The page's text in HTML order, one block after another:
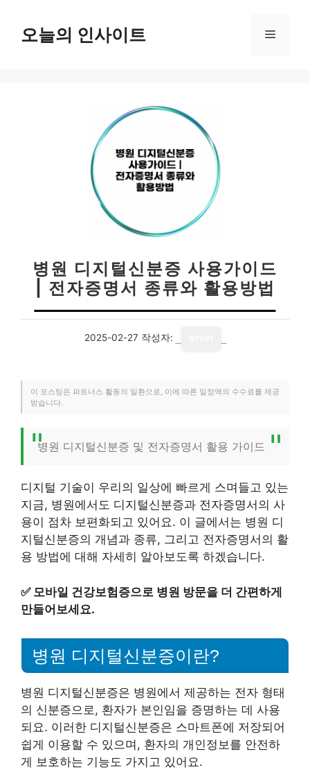
오늘의 인사이트 메
병원 디지털신분증 사용가이드
| 전자증명서 종류와 활용방법
2025-02-27 작성자:
이 포스팅은 파트너스 활동의 일환으로, 이에 따른 일정액의 수수료를 제공
받습니다.
병원 디지털신분증 및 전자증명서 활용 가이드
디지털 기술이 우리의 일상에 빠르게 스며들고 있는
지금, 병원에서도 디지털신분증과 전자증명서의 사
용이 점차 보편화되고 있어요. 이 글에서는 병원 디
지털신분증의 개념과 종류, 그리고 전자증명서의 활
용 방법에 대해 자세히 알아보도록 하겠습니다.
✅ 모바일 건강보험증으로 병원 방문을 더 간편하게
만들어보세요.
병원 디지털신분증이란?
병원 디지털신분증은 병원에서 제공하는 전자 형태
의 신분증으로, 환자가 본인임을 증명하는 데 사용
되요. 이러한 디지털신분증은 스마트폰에 저장되어
쉽게 이용할 수 있으며, 환자의 개인정보를 안전하
게 보호하는 기능도 가지고 있어요.